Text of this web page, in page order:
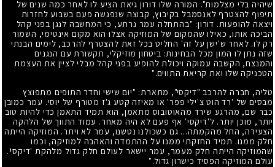
שיהיה בלי מצלמות". המורה שלו דורון גיאת הציע לו לאחר כמה שנים של
תיפוף להצטרף לאנסמבל בקיבוץ, קבוצה שנפגשה פעם בשבוע לחזרות
ויצאה להופעות. דורון: "בהתחלה עֹמר נרתע, כי המחשבה לנגן בפני קהל
הביכה אותו, כאילו שהמקום של המוזיקה אצלו הוא מקום אינטימי, השמור
רק לו. לאחר ש'ישן על זה' החליט בכל זאת להצטרף להרכב, לימים הבנתי
שזה נתן לו המון מכל הבחינות: ביטחון מוזיקלי, תקשורת עם הנגנים
והמנצח, הקשבה עמוקה ויכולת להופיע בפני קהל מבלי לציין את העצמת
הטכניקה שלו ואת קריאת התווים."
טליה, חברה להרכב "דיקסי", מתארת: "יום שישי וחדר התופים מתפוצץ
מבסים של 'רד הוט צ'ילי פפר' או מאיזה קטע ג'ז מטורף של יוסי. עֹמר כמובן
כבר שם, מהרגע שירד מהאוטובוס מתאמן, הוא תמיד התאמן כדי להיות טוב
יותר, מוכן יותר. ל'דיקסי' אף פעם לא היה מאחר. עמוד התווך של הלהקה
הצעירה, החל מהקמתה... גם כשכולנו נטשנו, עֹמר לא ויתר. המוזיקה הייתה
חלק ממנו. תמיד החזקתי ממנו על ההתמדה והאהבה למוזיקה, וכמו
שהמוזיקה הייתה חלק מעֹמר, עֹמר יישאר לעולם חלק גדול מלהקת 'דיקסי'.
עולם המוזיקה הפסיד כישרון גדול."